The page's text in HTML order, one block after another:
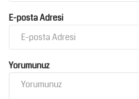
E-posta Adresi
Yorumunuz